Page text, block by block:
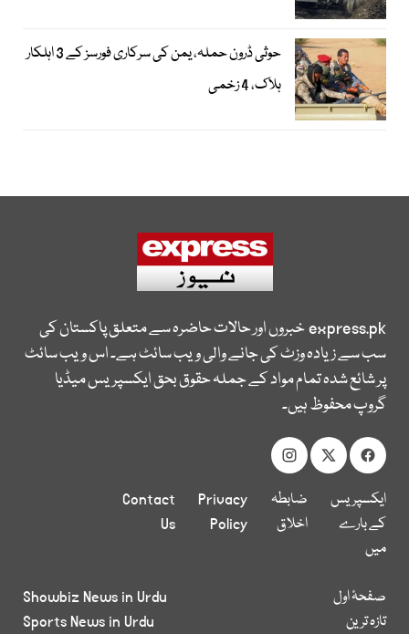
حوثی ڈرون حملہ، یمن کی سرکاری فورسز کے 3 اہلکار
ہلاک، 4 زخمی
express.pkخبروں اور حالات حاضرہ سے متعلق پاکستان کی
سب سے زیادہ وزٹ کی جانے والی ویب سائٹ ہے۔ اس ویب سائٹ
پر شائع شدہ تمام مواد کے جملہ حقوق بحق ایکسپریس میڈیا
گروپ محفوظ ہیں۔
ایکسپریس
کے بارے
میں
ضابطہ
اخلاق
Privacy
Policy
Contact
Us
صفحۂ اول
تازہ ترین
Showbiz News in Urdu
Sports News in Urdu